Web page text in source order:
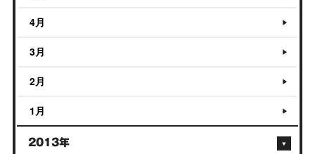
4月
3月
2月
1月
2013年